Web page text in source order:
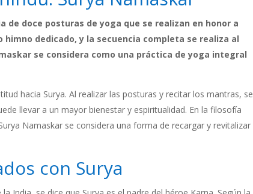
de doce posturas de yoga que se realizan en honor a
dedicado, y la secuencia completa se realiza al
se considera como una práctica de yoga integral
hacia Surya. Al realizar las posturas y recitar los mantras, se
llevar a un mayor bienestar y espiritualidad. En la filosofía
Namaskar se considera una forma de recargar y revitalizar
con Surya